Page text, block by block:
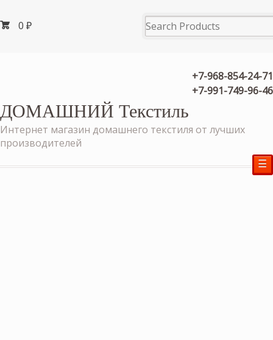
0 ₽
+7-968-854-24-71
+7-991-749-96-46
ДОМАШНИЙ Текстиль
Интернет магазин домашнего текстиля от лучших
производителей
☰